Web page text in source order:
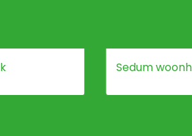
Sedum